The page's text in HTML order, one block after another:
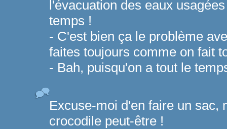
l'évacuation des eaux
temps !
- C'est bien ça le problème
faites toujours comme on fait
- Bah, puisqu'on a tout le
Excuse-moi d'en faire un sac,
crocodile peut-être !